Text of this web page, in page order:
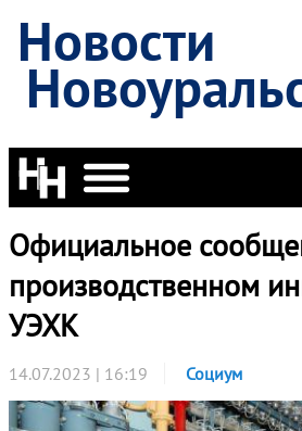
Новости
Официальное
производственном
УЭХК
14.07.2023 | 16:19 Социум